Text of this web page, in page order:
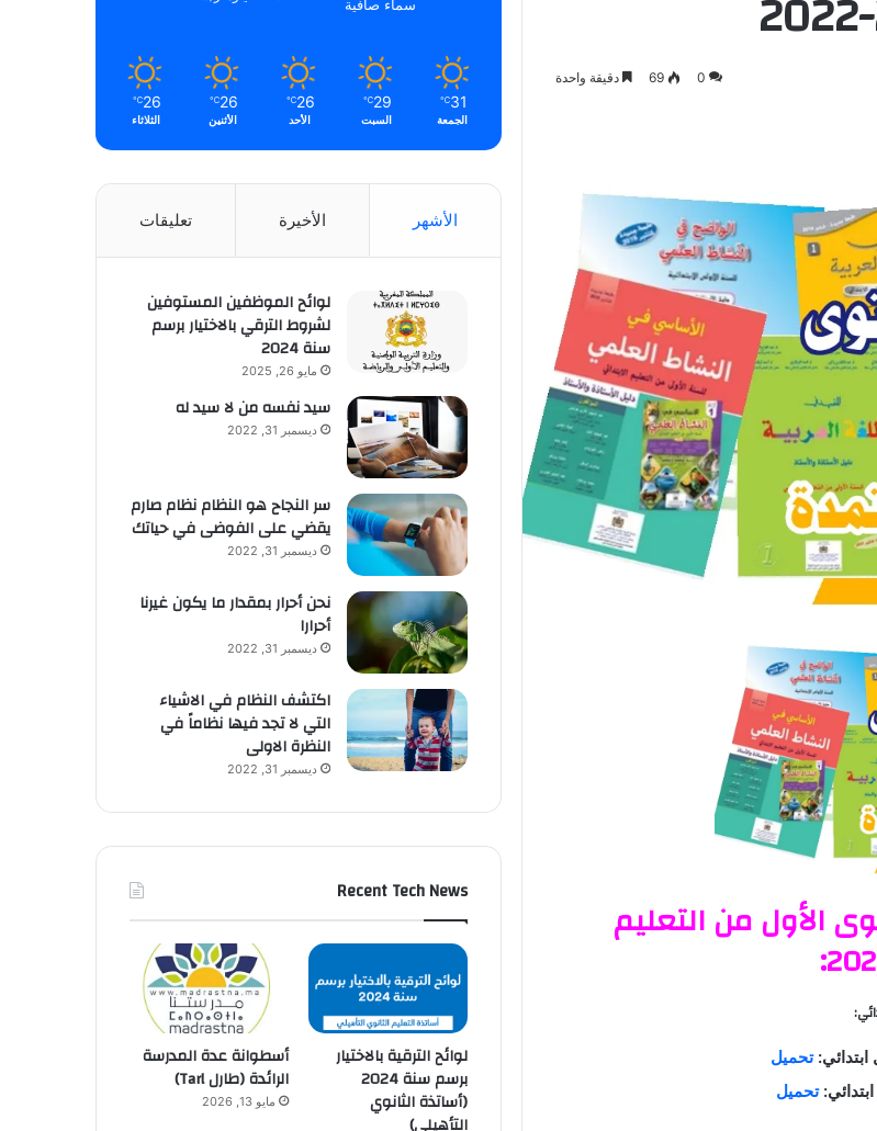
0
69 دقيقة واحدة
الأول من التعليم
ابتدائي:تحميل
تحميل
سماء صافية
31
℃
الجمعة
29
℃
السبت
26
℃
الأحد
26
℃
الأثنين
26
℃
الثلاثاء
الأشهر الأخيرة تعليقات
لوائح الموظفين المستوفين
لشروط الترقي بالاختيار برسم
سنة 2024
مايو 26, 2025
سيد نفسه من لا سيد له
ديسمبر 31, 2022
سر النجاح هو النظام نظام صارم
يقضي على الفوضى في حياتك
ديسمبر 31, 2022
نحن أحرار بمقدار ما يكون غيرنا
أحرارا
ديسمبر 31, 2022
اكتشف النظام في الاشياء
التي لا تجد فيها نظاماً في
النظرة الاولى
ديسمبر 31, 2022
Recent Tech News
لوائح الترقية بالاختيار
برسم سنة 2024
(أساتذة الثانوي
التأهيلي)
أسطوانة عدة المدرسة
الرائدة (طارل Tarl)
مايو 13, 2026